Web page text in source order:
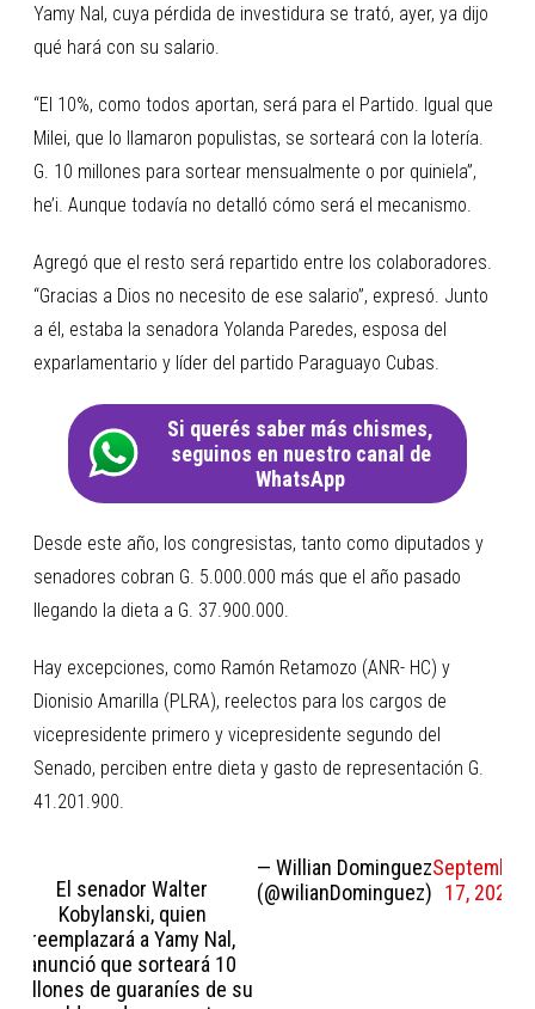
Yamy Nal, cuya pérdida de investidura se trató, ayer, ya dijo
qué hará con su salario.
“El 10%, como todos aportan, será para el Partido. Igual que
Milei, que lo llamaron populistas, se sorteará con la lotería.
G. 10 millones para sortear mensualmente o por quiniela”,
he’i. Aunque todavía no detalló cómo será el mecanismo.
Agregó que el resto será repartido entre los colaboradores.
“Gracias a Dios no necesito de ese salario”, expresó. Junto
a él, estaba la senadora Yolanda Paredes, esposa del
exparlamentario y líder del partido Paraguayo Cubas.
Si querés saber más chismes,
seguinos en nuestro canal de
WhatsApp
Desde este año, los congresistas, tanto como diputados y
senadores cobran G. 5.000.000 más que el año pasado
llegando la dieta a G. 37.900.000.
Hay excepciones, como Ramón Retamozo (ANR- HC) y
Dionisio Amarilla (PLRA), reelectos para los cargos de
vicepresidente primero y vicepresidente segundo del
Senado, perciben entre dieta y gasto de representación G.
41.201.900.
El senador Walter
Kobylanski, quien
reemplazará a Yamy Nal,
anunció que sorteará 10
millones de guaraníes de su
— Willian Dominguez
(@wilianDominguez)
September
17, 2025